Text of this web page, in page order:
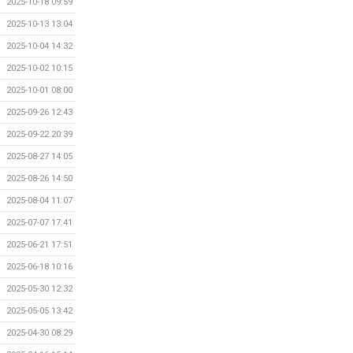
2025-10-13 13:04
2025-10-04 14:32
2025-10-02 10:15
2025-10-01 08:00
2025-09-26 12:43
2025-09-22 20:39
2025-08-27 14:05
2025-08-26 14:50
2025-08-04 11:07
2025-07-07 17:41
2025-06-21 17:51
2025-06-18 10:16
2025-05-30 12:32
2025-05-05 13:42
2025-04-30 08:29